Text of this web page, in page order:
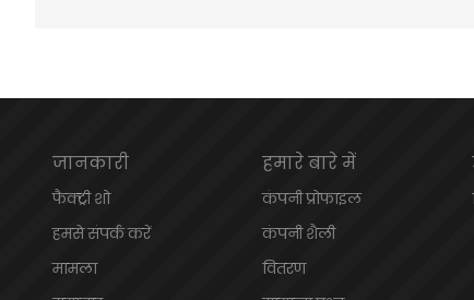
जानकारी
फैक्ट्री शो
हमसे संपर्क करें
मामला
हमारे बारे में
कंपनी प्रोफाइल
कंपनी शैली
वितरण